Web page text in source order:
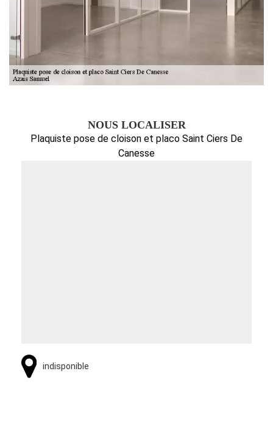
NOUS LOCALISER
Plaquiste pose de cloison et placo Saint Ciers De
Canesse
indisponible